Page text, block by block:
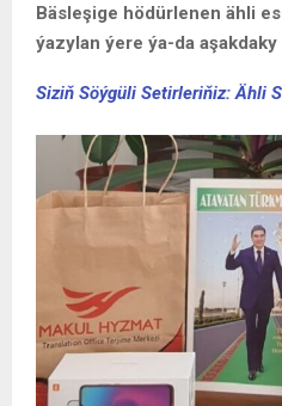
Bäsleşige hödürlenen ähli
ýazylan ýere ýa-da
Siziň Söýgüli Setirleriňiz: Ähli